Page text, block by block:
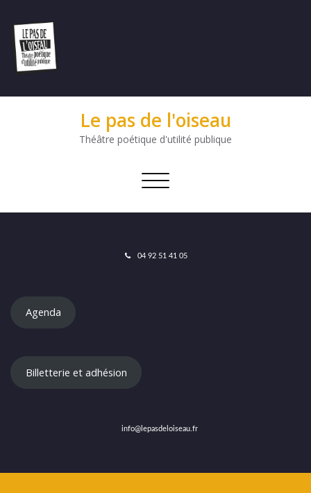
Le pas de l'oiseau
Théâtre poétique d'utilité publique
Afficher/masquer
navigation
04 92 51 41 05
Agenda
Billetterie et adhésion
info@lepasdeloiseau.fr